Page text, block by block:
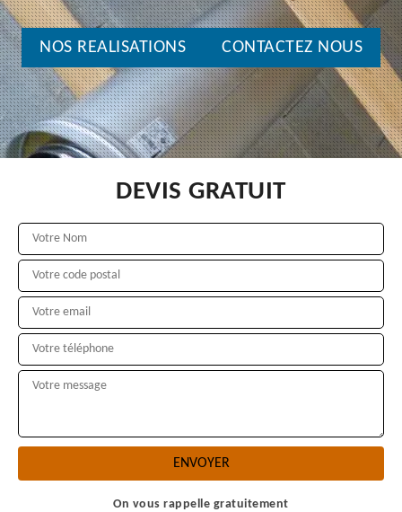
NOS REALISATIONS CONTACTEZ NOUS
DEVIS GRATUIT
On vous rappelle gratuitement